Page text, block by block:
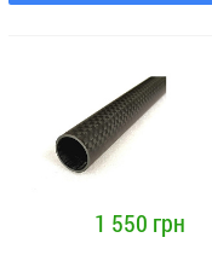
1 550 грн